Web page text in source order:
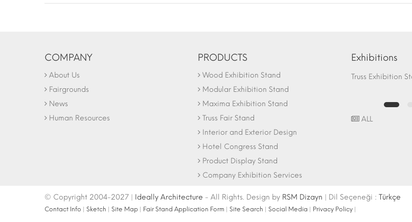
COMPANY
About Us
Fairgrounds
News
Human Resources
PRODUCTS
Wood Exhibition Stand
Modular Exhibition Stand
Maxima Exhibition Stand
Truss Fair Stand
Interior and Exterior Design
Hotel Congress Stand
Product Display Stand
Company Exhibition Services
Exhibitions
ALL
© Copyright 2004-2027 | Ideally Architecture - All Rights. Design by RSM Dizayn | Dil Seçeneği : Türkçe
Contact Info Sketch Site Map Fair Stand Application Form Site Search Social Media Privacy Policy